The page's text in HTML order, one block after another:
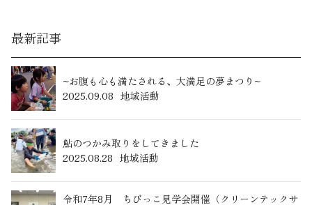
最新記事
~お腹も心も満たされる、大満足の夢まつり~
2025.09.08 地域活動
鮎のつかみ取りをしてきました
2025.08.28 地域活動
令和7年8月 ちびっこ見学会開催（クリーンテックサ